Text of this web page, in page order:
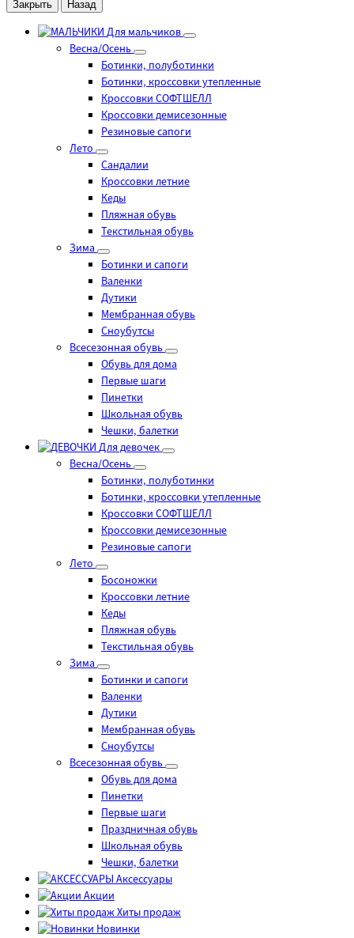
Закрыть Назад
Для мальчиков
Весна/Осень
Ботинки, полуботинки
Ботинки, кроссовки утепленные
Кроссовки СОФТШЕЛЛ
Кроссовки демисезонные
Резиновые сапоги
Лето
Cандалии
Кроссовки летние
Кеды
Пляжная обувь
Текстильная обувь
Зима
Ботинки и сапоги
Валенки
Дутики
Мембранная обувь
Сноубутсы
Всесезонная обувь
Обувь для дома
Первые шаги
Пинетки
Школьная обувь
Чешки, балетки
Для девочек
Весна/Осень
Ботинки, полуботинки
Ботинки, кроссовки утепленные
Кроссовки СОФТШЕЛЛ
Кроссовки демисезонные
Резиновые сапоги
Лето
Босоножки
Кроссовки летние
Кеды
Пляжная обувь
Текстильная обувь
Зима
Ботинки и сапоги
Валенки
Дутики
Мембранная обувь
Сноубутсы
Всесезонная обувь
Обувь для дома
Пинетки
Первые шаги
Праздничная обувь
Школьная обувь
Чешки, балетки
Аксессуары
Акции
Хиты продаж
Новинки